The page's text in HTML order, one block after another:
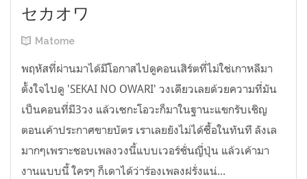
セカオワ
Matome
พฤหัสที่ผ่านมาได้มีโอกาสไปดูคอนเสิร์ตที่ไม่ใช่เกาหลีมา
ตั้งใจไปดู 'SEKAI NO OWARI' วงเดียวเลยด้วยความที่มัน
เป็นคอนที่มี3วง แล้วเซกะโอวะก็มาในฐานะแขกรับเชิญ
ตอนเค้าประกาศขายบัตร เราเลยยังไม่ได้ซื้อในทันที ลังเล
มากๆเพราะชอบเพลงวงนี้แบบเวอร์ชั่นญี่ปุ่น แล้วเค้ามา
งานแบบนี้ ใครๆ ก็เดาได้ว่าร้องเพลงฝรั่งแน่...